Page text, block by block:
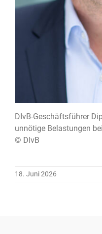
DIvB-Geschäftsführer
unnötige Belastungen
© DIvB
18. Juni 2026